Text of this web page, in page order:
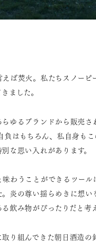
ば焚火。私たちスノー
ました。
ゆるブランドから販売
負はもちろん、私自身も
な思い入れがあります。
わうことができるツー
炎の尊い揺らめきに想
飲み物がぴったりだと考
り組んできた朝日酒造の